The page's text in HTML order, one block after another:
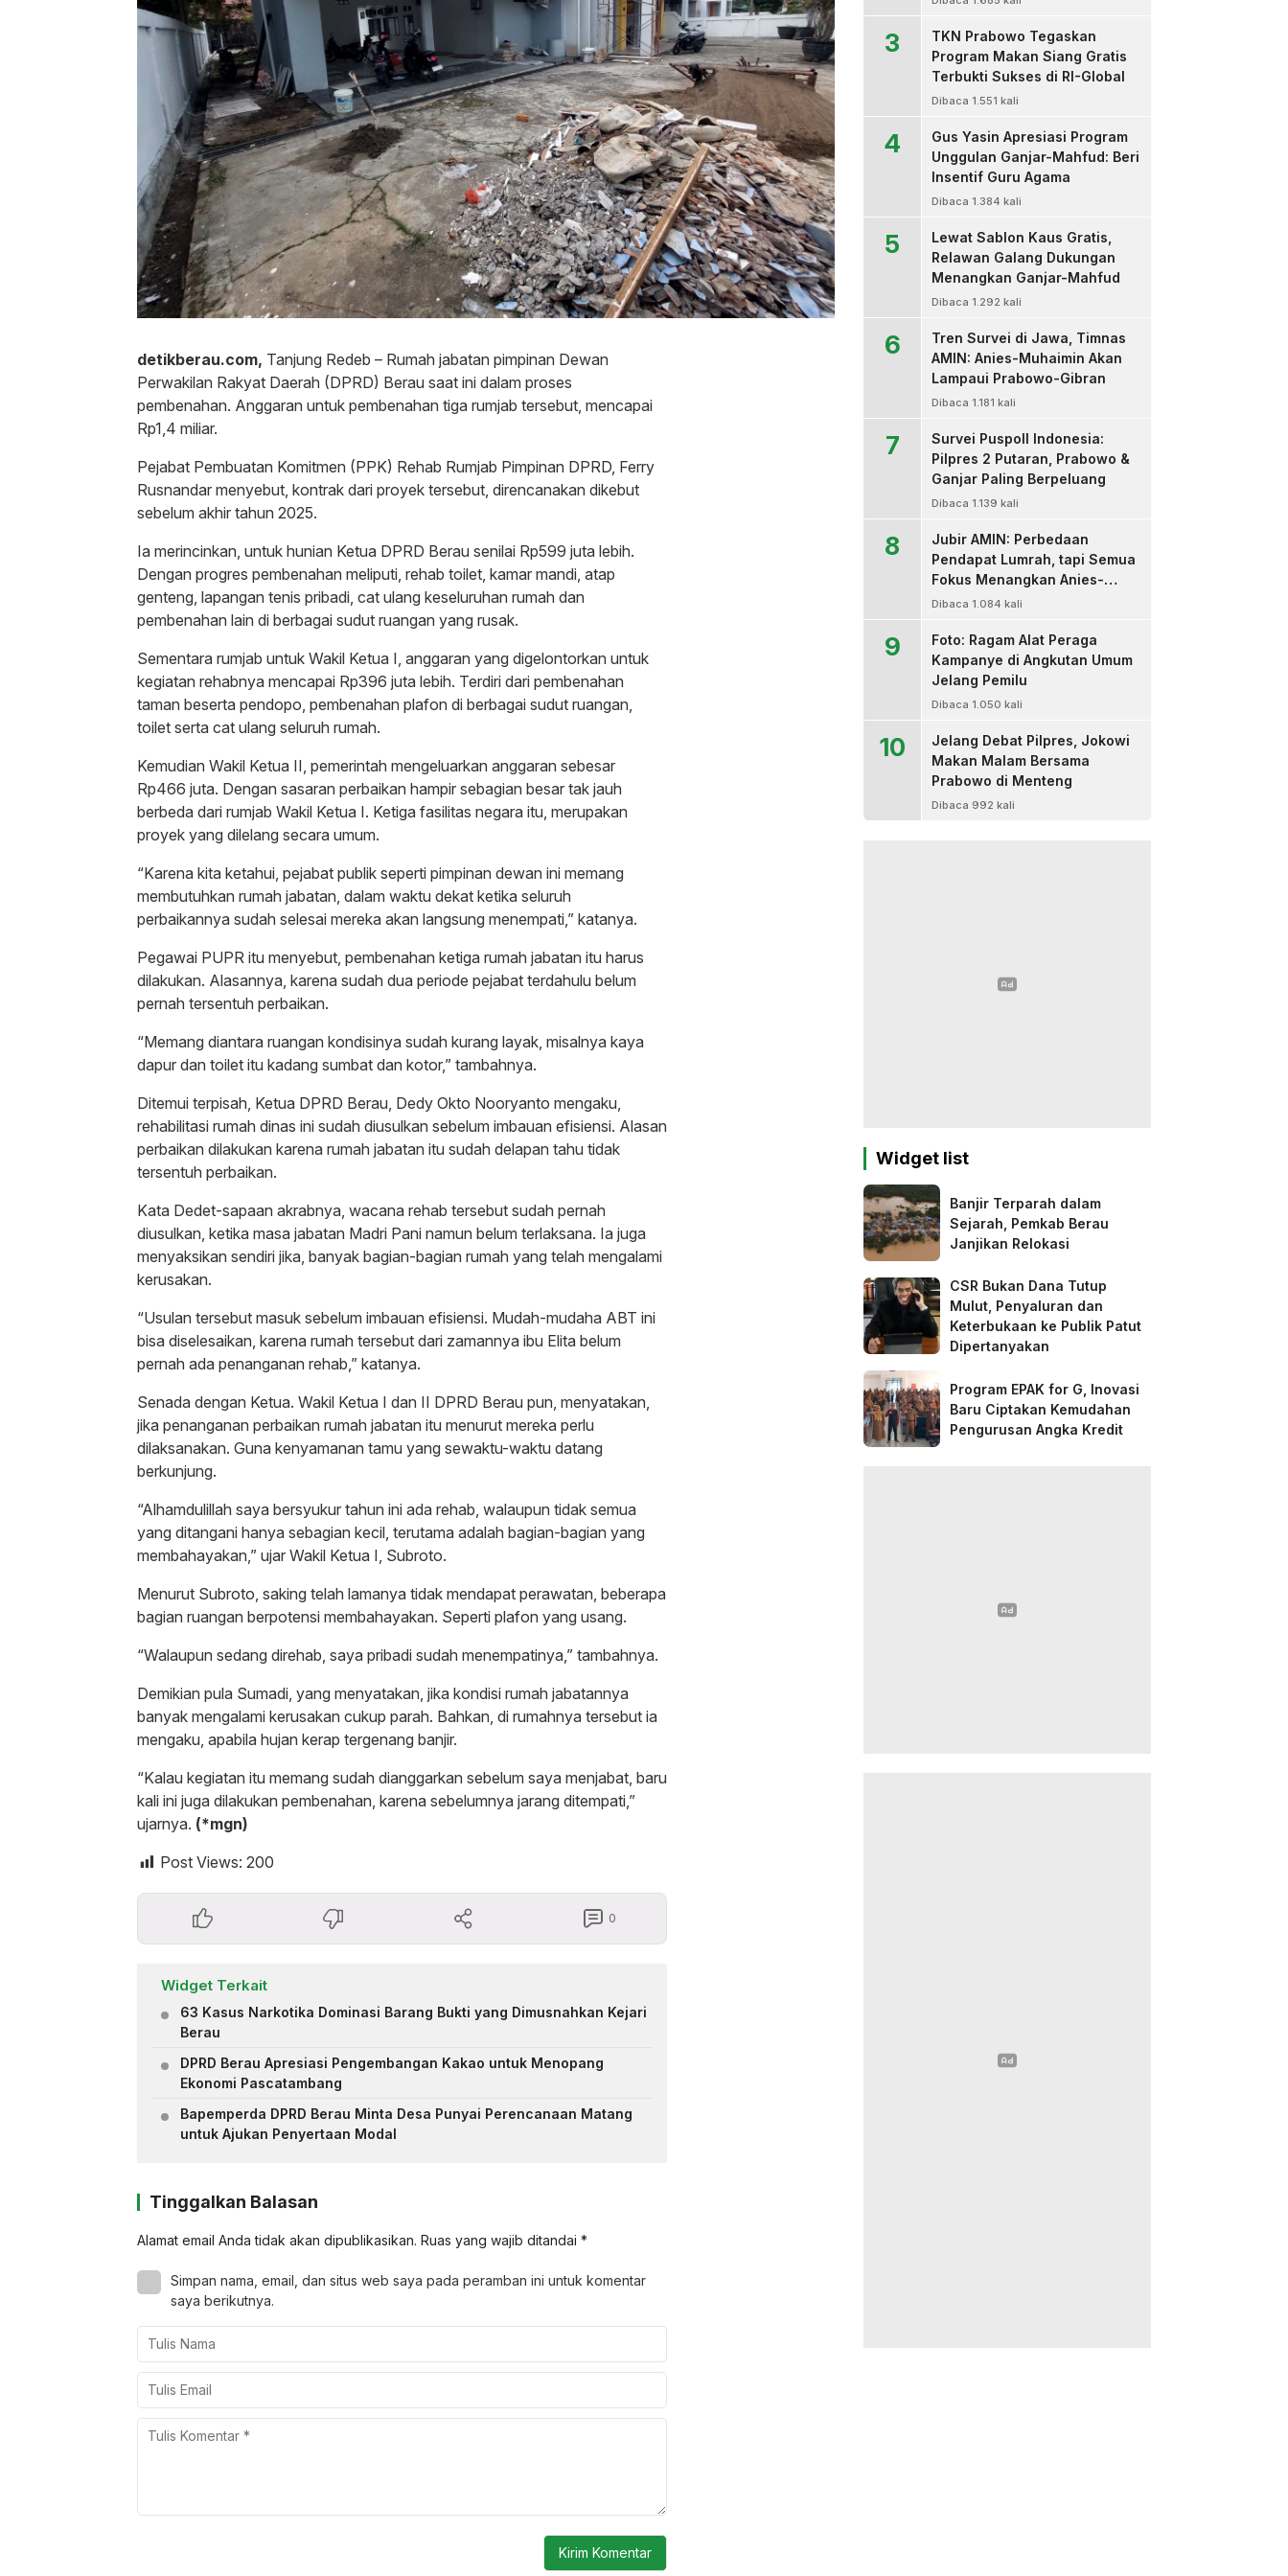
detikberau.com, Tanjung Redeb – Rumah jabatan pimpinan Dewan
Perwakilan Rakyat Daerah (DPRD) Berau saat ini dalam proses
pembenahan. Anggaran untuk pembenahan tiga rumjab tersebut, mencapai
Rp1,4 miliar.
Pejabat Pembuatan Komitmen (PPK) Rehab Rumjab Pimpinan DPRD, Ferry
Rusnandar menyebut, kontrak dari proyek tersebut, direncanakan dikebut
sebelum akhir tahun 2025.
Ia merincinkan, untuk hunian Ketua DPRD Berau senilai Rp599 juta lebih.
Dengan progres pembenahan meliputi, rehab toilet, kamar mandi, atap
genteng, lapangan tenis pribadi, cat ulang keseluruhan rumah dan
pembenahan lain di berbagai sudut ruangan yang rusak.
Sementara rumjab untuk Wakil Ketua I, anggaran yang digelontorkan untuk
kegiatan rehabnya mencapai Rp396 juta lebih. Terdiri dari pembenahan
taman beserta pendopo, pembenahan plafon di berbagai sudut ruangan,
toilet serta cat ulang seluruh rumah.
Kemudian Wakil Ketua II, pemerintah mengeluarkan anggaran sebesar
Rp466 juta. Dengan sasaran perbaikan hampir sebagian besar tak jauh
berbeda dari rumjab Wakil Ketua I. Ketiga fasilitas negara itu, merupakan
proyek yang dilelang secara umum.
“Karena kita ketahui, pejabat publik seperti pimpinan dewan ini memang
membutuhkan rumah jabatan, dalam waktu dekat ketika seluruh
perbaikannya sudah selesai mereka akan langsung menempati,” katanya.
Pegawai PUPR itu menyebut, pembenahan ketiga rumah jabatan itu harus
dilakukan. Alasannya, karena sudah dua periode pejabat terdahulu belum
pernah tersentuh perbaikan.
“Memang diantara ruangan kondisinya sudah kurang layak, misalnya kaya
dapur dan toilet itu kadang sumbat dan kotor,” tambahnya.
Ditemui terpisah, Ketua DPRD Berau, Dedy Okto Nooryanto mengaku,
rehabilitasi rumah dinas ini sudah diusulkan sebelum imbauan efisiensi. Alasan
perbaikan dilakukan karena rumah jabatan itu sudah delapan tahu tidak
tersentuh perbaikan.
Kata Dedet-sapaan akrabnya, wacana rehab tersebut sudah pernah
diusulkan, ketika masa jabatan Madri Pani namun belum terlaksana. Ia juga
menyaksikan sendiri jika, banyak bagian-bagian rumah yang telah mengalami
kerusakan.
“Usulan tersebut masuk sebelum imbauan efisiensi. Mudah-mudaha ABT ini
bisa diselesaikan, karena rumah tersebut dari zamannya ibu Elita belum
pernah ada penanganan rehab,” katanya.
Senada dengan Ketua. Wakil Ketua I dan II DPRD Berau pun, menyatakan,
jika penanganan perbaikan rumah jabatan itu menurut mereka perlu
dilaksanakan. Guna kenyamanan tamu yang sewaktu-waktu datang
berkunjung.
“Alhamdulillah saya bersyukur tahun ini ada rehab, walaupun tidak semua
yang ditangani hanya sebagian kecil, terutama adalah bagian-bagian yang
membahayakan,” ujar Wakil Ketua I, Subroto.
Menurut Subroto, saking telah lamanya tidak mendapat perawatan, beberapa
bagian ruangan berpotensi membahayakan. Seperti plafon yang usang.
“Walaupun sedang direhab, saya pribadi sudah menempatinya,” tambahnya.
Demikian pula Sumadi, yang menyatakan, jika kondisi rumah jabatannya
banyak mengalami kerusakan cukup parah. Bahkan, di rumahnya tersebut ia
mengaku, apabila hujan kerap tergenang banjir.
“Kalau kegiatan itu memang sudah dianggarkan sebelum saya menjabat, baru
kali ini juga dilakukan pembenahan, karena sebelumnya jarang ditempati,”
ujarnya. (*mgn)
Post Views: 200
0
Widget Terkait
63 Kasus Narkotika Dominasi Barang Bukti yang Dimusnahkan Kejari
Berau
DPRD Berau Apresiasi Pengembangan Kakao untuk Menopang
Ekonomi Pascatambang
Bapemperda DPRD Berau Minta Desa Punyai Perencanaan Matang
untuk Ajukan Penyertaan Modal
Tinggalkan Balasan
Alamat email Anda tidak akan dipublikasikan. Ruas yang wajib ditandai *
Simpan nama, email, dan situs web saya pada peramban ini untuk komentar
saya berikutnya.
3
TKN Prabowo Tegaskan
Program Makan Siang Gratis
Terbukti Sukses di RI-Global
Dibaca 1.551 kali
4
Gus Yasin Apresiasi Program
Unggulan Ganjar-Mahfud: Beri
Insentif Guru Agama
Dibaca 1.384 kali
5
Lewat Sablon Kaus Gratis,
Relawan Galang Dukungan
Menangkan Ganjar-Mahfud
Dibaca 1.292 kali
6
Tren Survei di Jawa, Timnas
AMIN: Anies-Muhaimin Akan
Lampaui Prabowo-Gibran
Dibaca 1.181 kali
7
Survei Puspoll Indonesia:
Pilpres 2 Putaran, Prabowo &
Ganjar Paling Berpeluang
Dibaca 1.139 kali
8
Jubir AMIN: Perbedaan
Pendapat Lumrah, tapi Semua
Fokus Menangkan Anies-
Muhaimin
Dibaca 1.084 kali
9
Foto: Ragam Alat Peraga
Kampanye di Angkutan Umum
Jelang Pemilu
Dibaca 1.050 kali
10
Jelang Debat Pilpres, Jokowi
Makan Malam Bersama
Prabowo di Menteng
Dibaca 992 kali
Widget list
Banjir Terparah dalam
Sejarah, Pemkab Berau
Janjikan Relokasi
CSR Bukan Dana Tutup
Mulut, Penyaluran dan
Keterbukaan ke Publik Patut
Dipertanyakan
Program EPAK for G, Inovasi
Baru Ciptakan Kemudahan
Pengurusan Angka Kredit